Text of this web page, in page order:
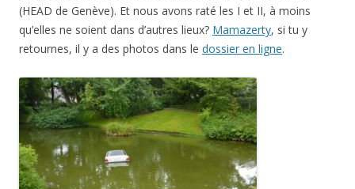
(HEAD de Genève). Et nous avons raté les I et II, à moins
qu’elles ne soient dans d’autres lieux? Mamazerty, si tu y
retournes, il y a des photos dans le dossier en ligne.